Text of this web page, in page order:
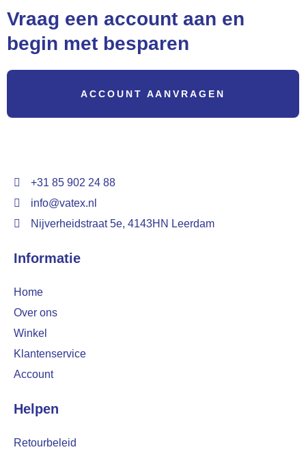
Vraag een account aan en
begin met besparen
ACCOUNT AANVRAGEN
+31 85 902 24 88
info@vatex.nl
Nijverheidstraat 5e, 4143HN Leerdam
Informatie
Home
Over ons
Winkel
Klantenservice
Account
Helpen
Retourbeleid